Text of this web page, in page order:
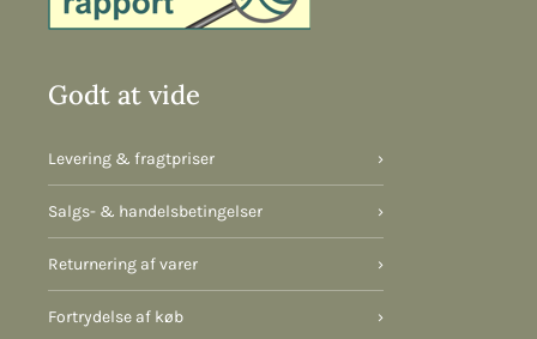
Godt at vide
Levering & fragtpriser ›
Salgs- & handelsbetingelser ›
Returnering af varer ›
Fortrydelse af køb ›